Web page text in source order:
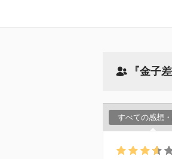
『金子
すべての感想